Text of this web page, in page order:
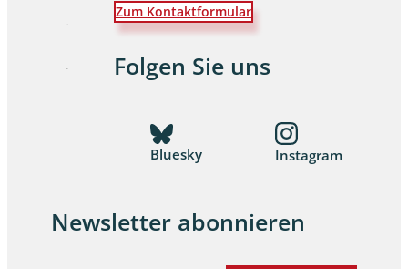
Zum Kontaktformular
Folgen Sie uns
Bluesky Instagram
Newsletter abonnieren